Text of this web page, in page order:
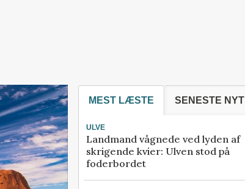
MEST LÆSTE SENESTE NYT
ULVE
Landmand vågnede ved lyden af
skrigende kvier: Ulven stod på
foderbordet